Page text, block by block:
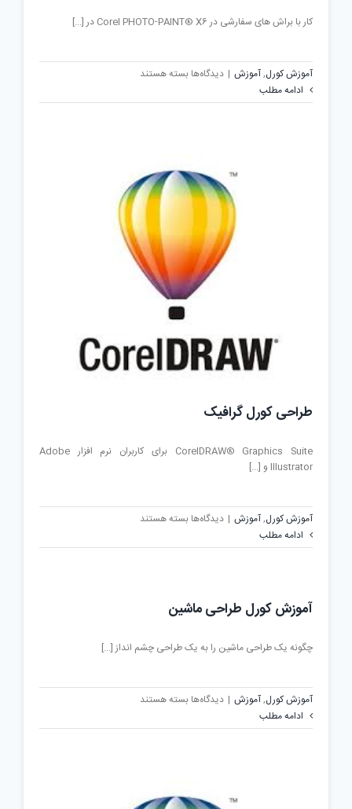
کار با براش های سفارشی در Corel PHOTO-PAINT® X6 در [...]
آموزش کورل,آموزش | دیدگاه‌ها برای
کورل
بسته هستند
ادامه مطلب
طراحی کورل گرافیک
CorelDRAW® Graphics Suite برای کاربران نرم افزار Adobe
Illustrator و [...]
آموزش کورل,آموزش | دیدگاه‌ها برای
کورل
بسته هستند
ادامه مطلب
آموزش کورل طراحی ماشین
چگونه یک طراحی ماشین را به یک طراحی چشم انداز [...]
آموزش کورل,آموزش | دیدگاه‌ها برای
کورل
بسته هستند
ادامه مطلب